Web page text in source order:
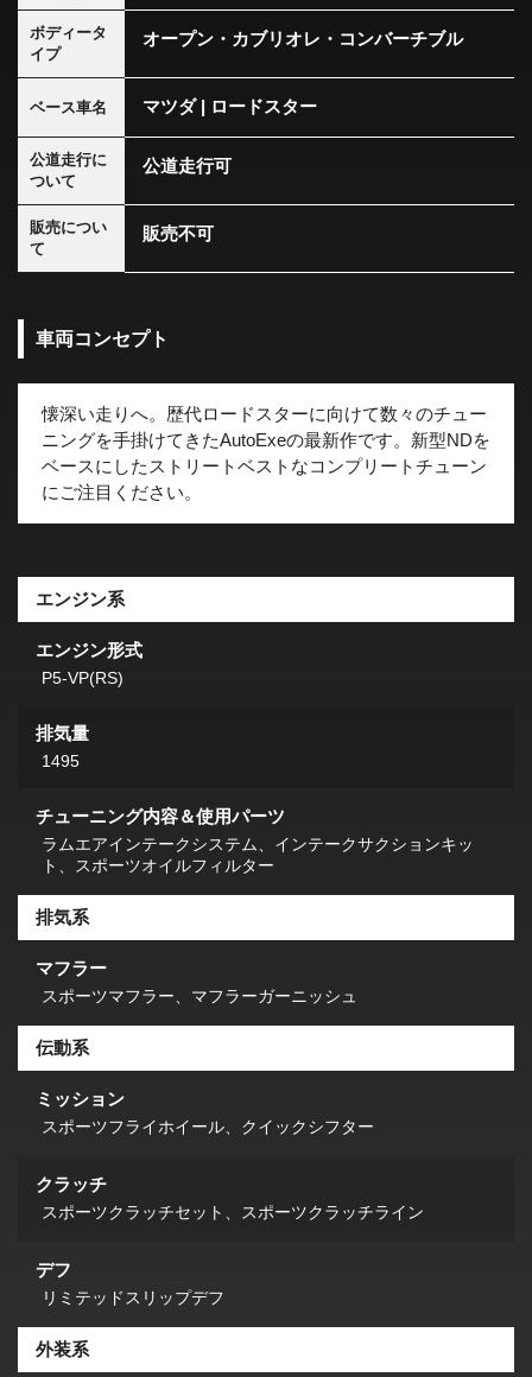
ボディータ
イプ
オープン・カブリオレ・コンバーチブル
ベース車名 マツダ | ロードスター
公道走行に
ついて
公道走行可
販売につい
て
販売不可
車両コンセプト
懐深い走りへ。歴代ロードスターに向けて数々のチュー
ニングを手掛けてきたAutoExeの最新作です。新型NDを
ベースにしたストリートベストなコンプリートチューン
にご注目ください。
エンジン系
エンジン形式
P5-VP(RS)
排気量
1495
チューニング内容＆使用パーツ
ラムエアインテークシステム、インテークサクションキッ
ト、スポーツオイルフィルター
排気系
マフラー
スポーツマフラー、マフラーガーニッシュ
伝動系
ミッション
スポーツフライホイール、クイックシフター
クラッチ
スポーツクラッチセット、スポーツクラッチライン
デフ
リミテッドスリップデフ
外装系